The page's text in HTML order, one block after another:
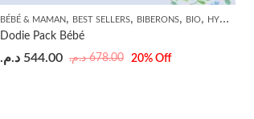
,PROMOTION, PROMOTION, SHAMPOOING ,SOINS BÉBÉS
BÉBÉ & MAMAN, BEST SELLERS, BIBERONS, BIO, HYGIÈNE
Dodie Pack Bébé
678.00 د.م. 544.00 د.م. 20% Off